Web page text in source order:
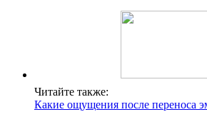
Читайте также:
Какие ощущения после переноса